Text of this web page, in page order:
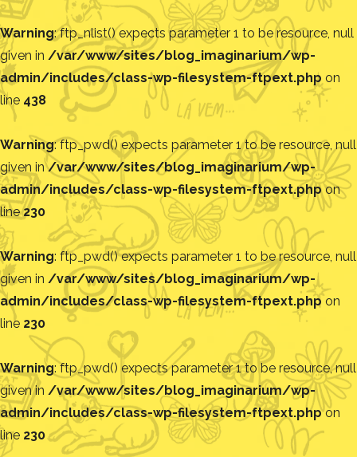
Warning: ftp_nlist() expects parameter 1 to be resource, null
given in /var/www/sites/blog_imaginarium/wp-
admin/includes/class-wp-filesystem-ftpext.php on
line 438
Warning: ftp_pwd() expects parameter 1 to be resource, null
given in/var/www/sites/blog_imaginarium/wp-
admin/includes/class-wp-filesystem-ftpext.phpon
line230
Warning: ftp_pwd() expects parameter 1 to be resource, null
given in /var/www/sites/blog_imaginarium/wp-
admin/includes/class-wp-filesystem-ftpext.phpon
line 230
Warning: ftp_pwd() expects parameter 1 to be resource, null
given in /var/www/sites/blog_imaginarium/wp-
admin/includes/class-wp-filesystem-ftpext.phpon
line 230